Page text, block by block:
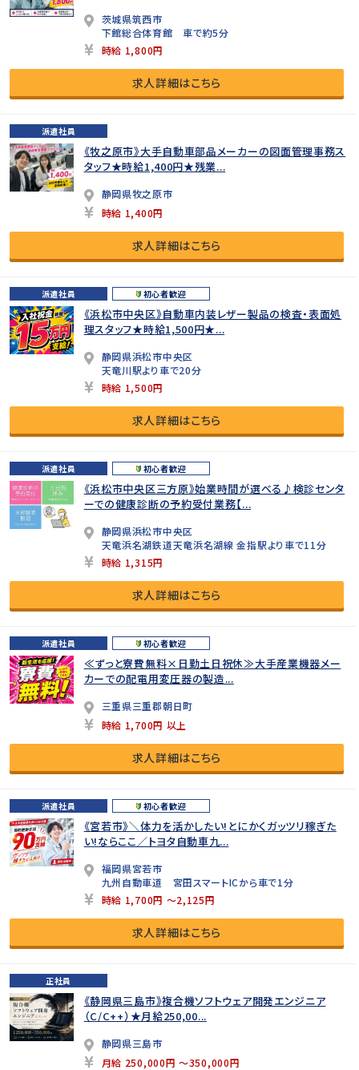
茨城県筑西市
下館総合体育館 車で約5分
時給 1,800円
求人詳細はこちら
派遣社員
《牧之原市》大手自動車部品メーカーの図面管理事務ス
タッフ★時給1,400円★残業...
静岡県牧之原市
時給 1,400円
求人詳細はこちら
派遣社員 初心者歓迎
《浜松市中央区》自動車内装レザー製品の検査・表面処
理スタッフ★時給1,500円★...
静岡県浜松市中央区
天竜川駅より車で20分
時給 1,500円
求人詳細はこちら
派遣社員 初心者歓迎
《浜松市中央区三方原》始業時間が選べる♪検診センタ
ーでの健康診断の予約受付業務【...
静岡県浜松市中央区
天竜浜名湖鉄道天竜浜名湖線 金指駅より車で11分
時給 1,315円
求人詳細はこちら
派遣社員 初心者歓迎
≪ずっと寮費無料×日勤土日祝休≫大手産業機器メー
カーでの配電用変圧器の製造...
三重県三重郡朝日町
時給 1,700円 以上
求人詳細はこちら
派遣社員 初心者歓迎
《宮若市》＼体力を活かしたい!とにかくガッツリ稼ぎた
い!ならここ／トヨタ自動車九...
福岡県宮若市
九州自動車道 宮田スマートICから車で1分
時給 1,700円 ～2,125円
求人詳細はこちら
正社員
《静岡県三島市》複合機ソフトウェア開発エンジニア
（C/C++）★月給250,00...
静岡県三島市
月給 250,000円 ～350,000円